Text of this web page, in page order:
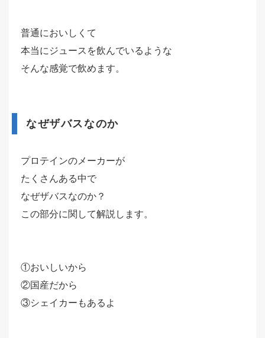
普通においしくて
本当にジュースを飲んでいるような
そんな感覚で飲めます。
なぜザバスなのか
プロテインのメーカーが
たくさんある中で
なぜザバスなのか？
この部分に関して解説します。
①おいしいから
②国産だから
③シェイカーもあるよ